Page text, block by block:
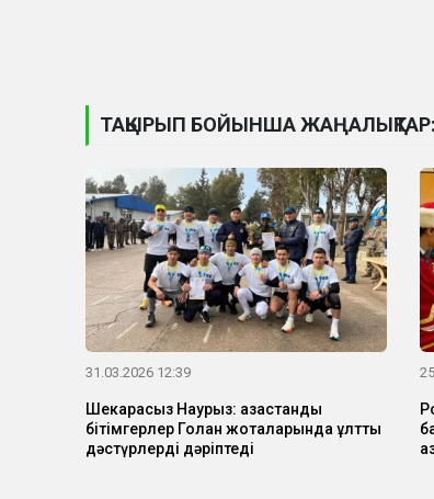
ТАҚЫРЫП БОЙЫНША
31.03.2026 12:39
Шекарасыз Наурыз: қазақстандық
бітімгерлер Голан жоталарында ұлттық
дәстүрлерді дәріптеді